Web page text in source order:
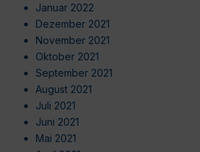
Januar 2022
Dezember 2021
November 2021
Oktober 2021
September 2021
August 2021
Juli 2021
Juni 2021
Mai 2021